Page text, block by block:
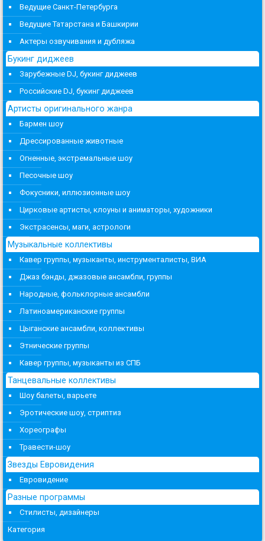
Ведущие Санкт-Петербурга
Ведущие Татарстана и Башкирии
Актеры озвучивания и дубляжа
Букинг диджеев
Зарубежные DJ, букинг диджеев
Российские DJ, букинг диджеев
Артисты оригинального жанра
Бармен шоу
Дрессированные животные
Огненные, экстремальные шоу
Песочные шоу
Фокусники, иллюзионные шоу
Цирковые артисты, клоуны и аниматоры, художники
Экстрасенсы, маги, астрологи
Музыкальные коллективы
Кавер группы, музыканты, инструменталисты, ВИА
Джаз бэнды, джазовые ансамбли, группы
Народные, фольклорные ансамбли
Латиноамериканские группы
Цыганские ансамбли, коллективы
Этнические группы
Кавер группы, музыканты из СПБ
Танцевальные коллективы
Шоу балеты, варьете
Эротические шоу, стриптиз
Хореографы
Травести-шоу
Звезды Евровидения
Евровидение
Разные программы
Стилисты, дизайнеры
Категория